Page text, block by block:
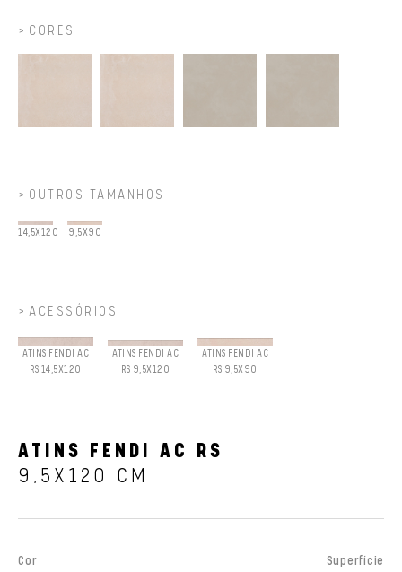
CORES
OUTROS TAMANHOS
14,5X120 9,5X90
ACESSÓRIOS
ATINS FENDI AC
RS 14,5X120
ATINS FENDI AC
RS 9,5X120
ATINS FENDI AC
RS 9,5X90
ATINS FENDI AC RS
9,5X120 CM
Cor
Superfície